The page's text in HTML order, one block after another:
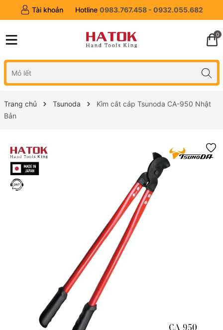
Tài khoản Hotline 0983.767.458 - 0932.055.682
0
Trang chủ Tsunoda
Kìm cắt cáp Tsunoda CA-950 Nhật
Bản